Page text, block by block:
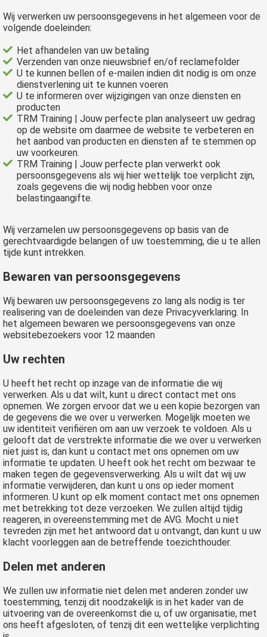
Wij verwerken uw persoonsgegevens in het algemeen voor de
volgende doeleinden:
Het afhandelen van uw betaling
Verzenden van onze nieuwsbrief en/of reclamefolder
U te kunnen bellen of e-mailen indien dit nodig is om onze
dienstverlening uit te kunnen voeren
U te informeren over wijzigingen van onze diensten en
producten
TRM Training | Jouw perfecte plan analyseert uw gedrag
op de website om daarmee de website te verbeteren en
het aanbod van producten en diensten af te stemmen op
uw voorkeuren.
TRM Training | Jouw perfecte plan verwerkt ook
persoonsgegevens als wij hier wettelijk toe verplicht zijn,
zoals gegevens die wij nodig hebben voor onze
belastingaangifte.
Wij verzamelen uw persoonsgegevens op basis van de
gerechtvaardigde belangen of uw toestemming, die u te allen
tijde kunt intrekken.
Bewaren van persoonsgegevens
Wij bewaren uw persoonsgegevens zo lang als nodig is ter
realisering van de doeleinden van deze Privacyverklaring. In
het algemeen bewaren we persoonsgegevens van onze
websitebezoekers voor 12 maanden
Uw rechten
U heeft het recht op inzage van de informatie die wij
verwerken. Als u dat wilt, kunt u direct contact met ons
opnemen. We zorgen ervoor dat we u een kopie bezorgen van
de gegevens die we over u verwerken. Mogelijk moeten we
uw identiteit verifiëren om aan uw verzoek te voldoen. Als u
gelooft dat de verstrekte informatie die we over u verwerken
niet juist is, dan kunt u contact met ons opnemen om uw
informatie te updaten. U heeft ook het recht om bezwaar te
maken tegen de gegevensverwerking. Als u wilt dat wij uw
informatie verwijderen, dan kunt u ons op ieder moment
informeren. U kunt op elk moment contact met ons opnemen
met betrekking tot deze verzoeken. We zullen altijd tijdig
reageren, in overeenstemming met de AVG. Mocht u niet
tevreden zijn met het antwoord dat u ontvangt, dan kunt u uw
klacht voorleggen aan de betreffende toezichthouder.
Delen met anderen
We zullen uw informatie niet delen met anderen zonder uw
toestemming, tenzij dit noodzakelijk is in het kader van de
uitvoering van de overeenkomst die u, of uw organisatie, met
ons heeft afgesloten, of tenzij dit een wettelijke verplichting